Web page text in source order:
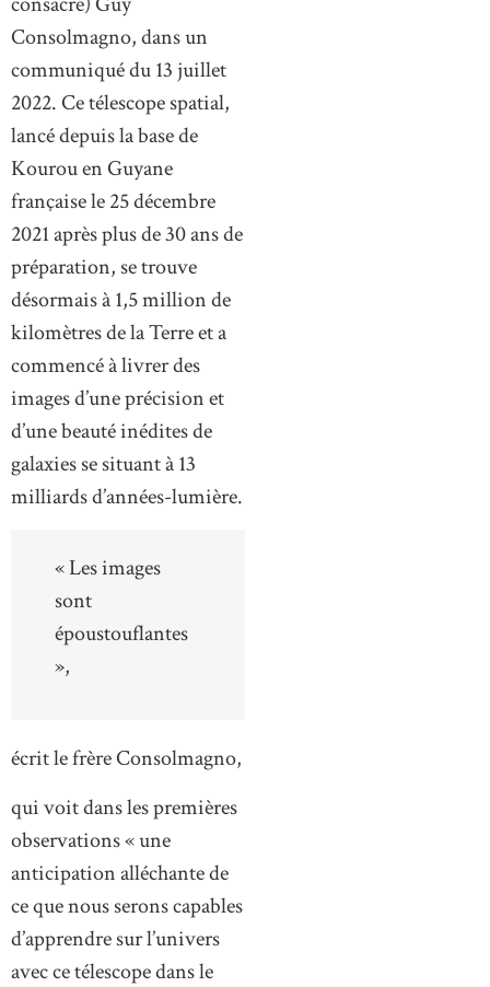
Consolmagno, dans un
communiqué du 13 juillet
2022. Ce télescope spatial,
lancé depuis la base de
Kourou en Guyane
française le 25 décembre
2021 après plus de 30 ans de
préparation, se trouve
désormais à 1,5 million de
kilomètres de la Terre et a
commencé à livrer des
images d’une précision et
d’une beauté inédites de
galaxies se situant à 13
milliards d’années-lumière.
« Les images
sont
époustouflantes
»,
écrit le frère Consolmagno,
qui voit dans les premières
observations « une
anticipation alléchante de
ce que nous serons capables
d’apprendre sur l’univers
avec ce télescope dans le